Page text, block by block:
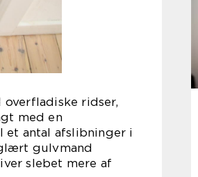
ridser,
med en
antal afslibninger i
gulvmand
slebet mere af